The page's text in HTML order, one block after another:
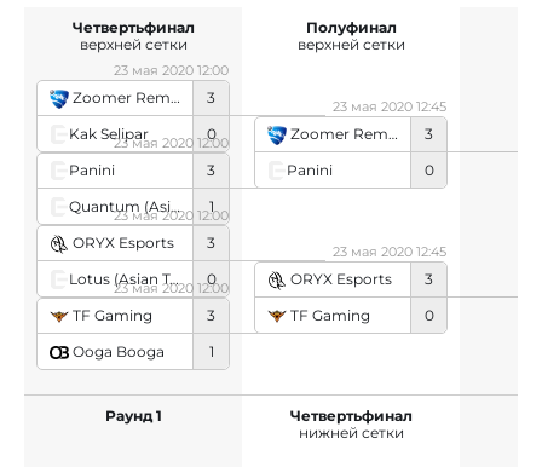
Zoomer Remover
3
Kak Selipar
0
23 мая 2020 12:00
Panini
3
Quantum (Asian Team)
1
23 мая 2020 12:00
ORYX Esports
3
Lotus (Asian Team)
0
23 мая 2020 12:00
TF Gaming
3
Ooga Booga
1
23 мая 2020 12:00
Четвертьфинал
верхней сетки
Zoomer Remover
3
Panini
0
23 мая 2020 12:45
ORYX Esports
3
TF Gaming
0
23 мая 2020 12:45
Полуфинал
верхней сетки
Раунд 1
Четвертьфинал
нижней сетки